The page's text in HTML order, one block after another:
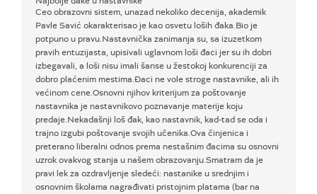
Ceo obrazovni sistem, unazad nekoliko decenija, akademik
Pavle Savić okarakterisao je kao osvetu loših đaka.Bio je
potpuno u pravu.Nastavnička zanimanja su, sa izuzetkom
pravih entuzijasta, upisivali uglavnom loši đaci jer su ih dobri
izbegavali, a loši nisu imali šanse u žestokoj konkurenciji za
dobro plaćenim mestima.Đaci ne vole stroge nastavnike, ali ih
većinom cene.Osnovni njihov kriterijum za poštovanje
nastavnika je nastavnikovo poznavanje materije koju
predaje.Nekadašnji loš đak, kao nastavnik, kad-tad se oda i
trajno izgubi poštovanje svojih učenika.Ova činjenica i
preterano liberalni odnos prema nestašnim đacima su osnovni
uzrok ovakvog stanja u našem obrazovanju.Smatram da je
pravi lek za ozdravljenje sledeći: nastanike u srednjim i
osnovnim školama nagrađivati pristojnim platama (bar na